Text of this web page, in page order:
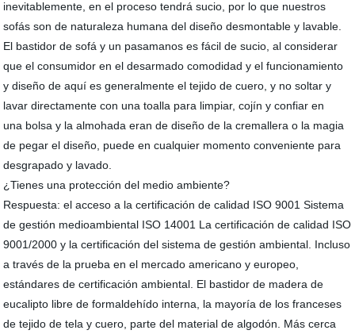
inevitablemente, en el proceso tendrá sucio, por lo que nuestros
sofás son de naturaleza humana del diseño desmontable y lavable.
El bastidor de sofá y un pasamanos es fácil de sucio, al considerar
que el consumidor en el desarmado comodidad y el funcionamiento
y diseño de aquí es generalmente el tejido de cuero, y no soltar y
lavar directamente con una toalla para limpiar, cojín y confiar en
una bolsa y la almohada eran de diseño de la cremallera o la magia
de pegar el diseño, puede en cualquier momento conveniente para
desgrapado y lavado.
¿Tienes una protección del medio ambiente?
Respuesta: el acceso a la certificación de calidad ISO 9001 Sistema
de gestión medioambiental ISO 14001 La certificación de calidad ISO
9001/2000 y la certificación del sistema de gestión ambiental. Incluso
a través de la prueba en el mercado americano y europeo,
estándares de certificación ambiental. El bastidor de madera de
eucalipto libre de formaldehído interna, la mayoría de los franceses
de tejido de tela y cuero, parte del material de algodón. Más cerca